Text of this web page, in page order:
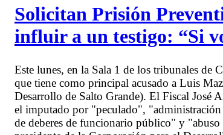
Solicitan Prisión
influir a un testigo: “Si
Este lunes, en la Sala 1 de los tribunales de
que tiene como principal acusado a Luis
Desarrollo de Salto Grande). El Fiscal
el imputado por "peculado",
de deberes de funcionario público" y